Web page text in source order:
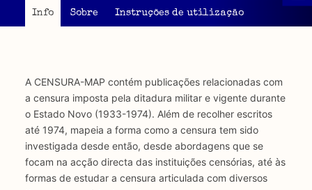
Info Sobre Instruções de utilização
A CENSURA-MAP contém publicações relacionadas com
a censura imposta pela ditadura militar e vigente durante
o Estado Novo (1933-1974). Além de recolher escritos
até 1974, mapeia a forma como a censura tem sido
investigada desde então, desde abordagens que se
focam na acção directa das instituições censórias, até às
formas de estudar a censura articulada com diversos